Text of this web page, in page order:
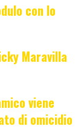
con lo
Maravilla
viene
di omicidio